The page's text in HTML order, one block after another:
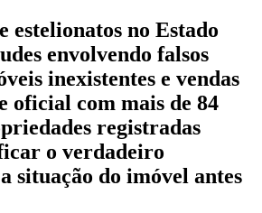
estelionatos no Estado
envolvendo falsos
inexistentes e vendas
oficial com mais de 84
registradas
o verdadeiro
situação do imóvel antes